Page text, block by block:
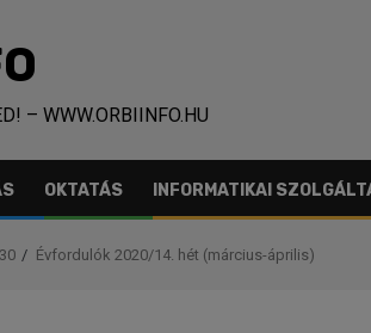
– WWW.ORBIINFO.HU
OKTATÁS INFORMATIKAI
30 Évfordulók 2020/14. hét (március-április)